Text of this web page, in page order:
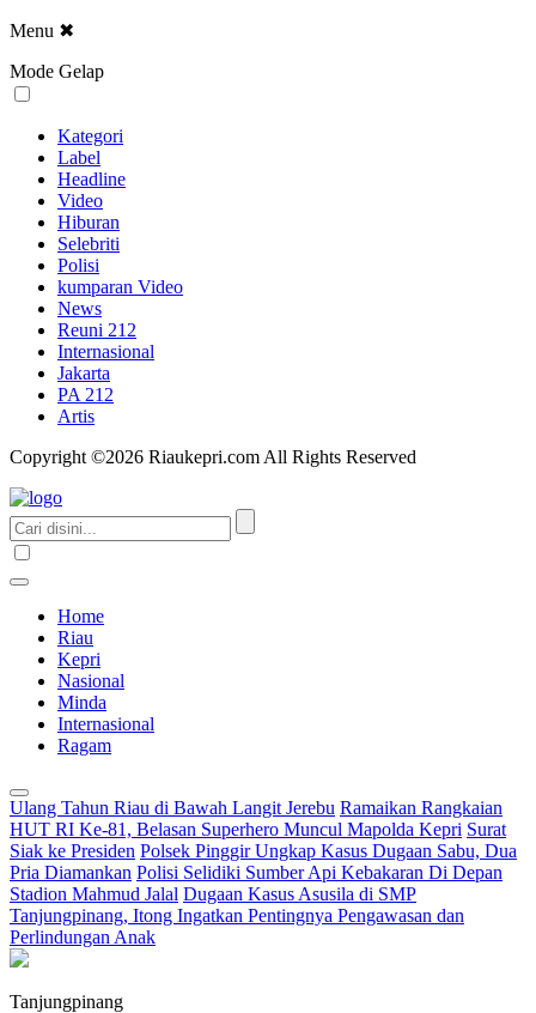
Menu ✖
Mode Gelap
Kategori
Label
Headline
Video
Hiburan
Selebriti
Polisi
kumparan Video
News
Reuni 212
Internasional
Jakarta
PA 212
Artis
Copyright ©2026 Riaukepri.com All Rights Reserved
Home
Riau
Kepri
Nasional
Minda
Internasional
Ragam
Ulang Tahun Riau di Bawah Langit Jerebu Ramaikan Rangkaian
HUT RI Ke-81, Belasan Superhero Muncul Mapolda Kepri Surat
Siak ke Presiden Polsek Pinggir Ungkap Kasus Dugaan Sabu, Dua
Pria Diamankan Polisi Selidiki Sumber Api Kebakaran Di Depan
Stadion Mahmud Jalal Dugaan Kasus Asusila di SMP
Tanjungpinang, Itong Ingatkan Pentingnya Pengawasan dan
Perlindungan Anak
Tanjungpinang